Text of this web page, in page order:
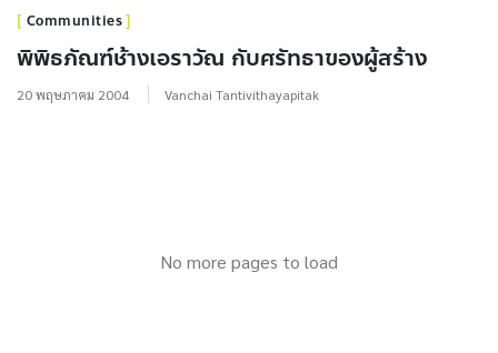
Communities
พิพิธภัณฑ์ช้างเอราวัณ กับศรัทธาของผู้สร้าง
20 พฤษภาคม 2004 Vanchai Tantivithayapitak
No more pages to load